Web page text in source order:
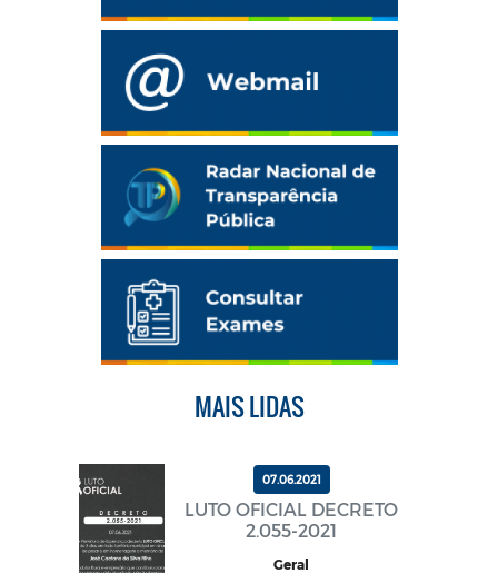
MAIS LIDAS
07.06.2021
LUTO OFICIAL DECRETO
2.055-2021
Geral